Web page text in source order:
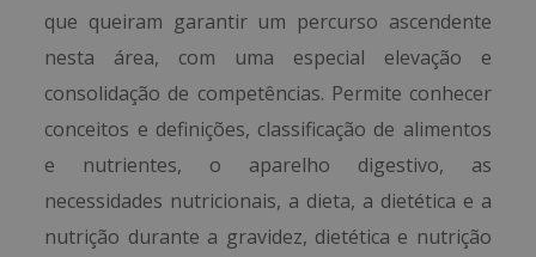
que queiram garantir um percurso ascendente
nesta área, com uma especial elevação e
consolidação de competências. Permite conhecer
conceitos e definições, classificação de alimentos
e nutrientes, o aparelho digestivo, as
necessidades nutricionais, a dieta, a dietética e a
nutrição durante a gravidez, dietética e nutrição